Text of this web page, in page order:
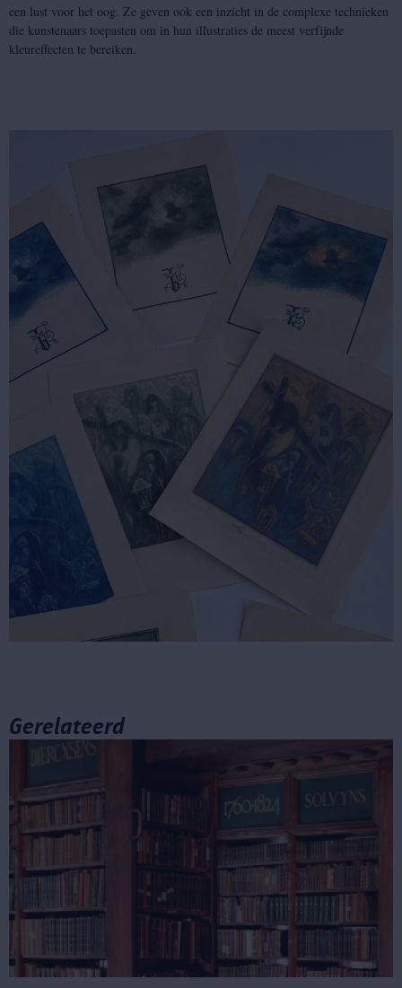
een lust voor het oog. Ze geven ook een inzicht in de complexe technieken
die kunstenaars toepasten om in hun illustraties de meest verfijnde
kleureffecten te bereiken.
Gerelateerd